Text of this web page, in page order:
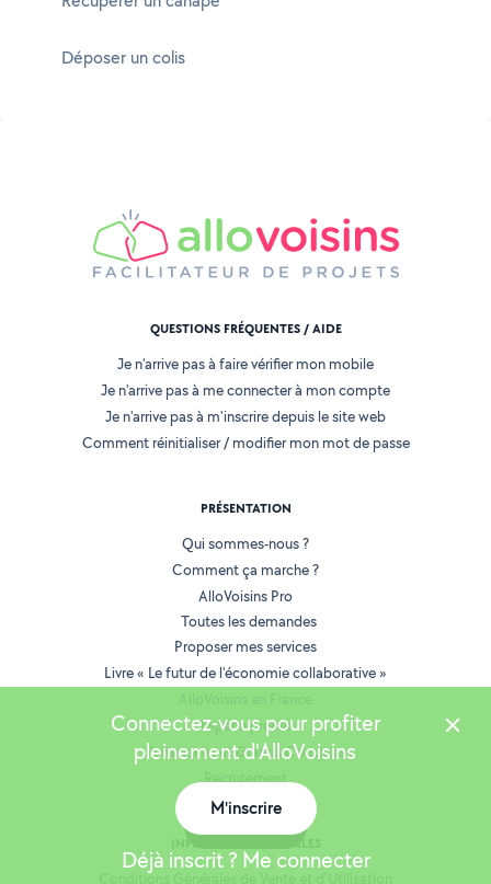
Déposer un colis
QUESTIONS FRÉQUENTES / AIDE
Je n'arrive pas à faire vérifier mon mobile
Je n'arrive pas à me connecter à mon compte
Je n'arrive pas à m'inscrire depuis le site web
Comment réinitialiser / modifier mon mot de passe
PRÉSENTATION
Qui sommes-nous ?
Comment ça marche ?
AlloVoisins Pro
Toutes les demandes
Proposer mes services
Livre « Le futur de l'économie collaborative »
Espace presse
Partenaires et Grands Comptes
Recrutement
Conditions Générales de Vente et d'Utilisation
Connectez-vous pour profiter
pleinement d'AlloVoisins
M'inscrire
Déjà inscrit ? Me connecter